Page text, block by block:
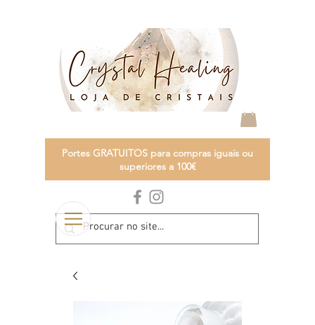
Portes GRATUITOS para compras iguais ou
superiores a 100€